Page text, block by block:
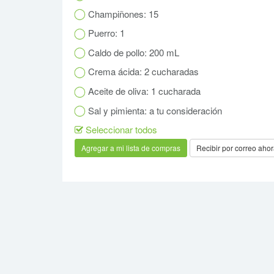
Champiñones: 15
Puerro: 1
Caldo de pollo: 200 mL
Crema ácida: 2 cucharadas
Aceite de oliva: 1 cucharada
Sal y pimienta: a tu consideración
Seleccionar todos
Recibir por correo